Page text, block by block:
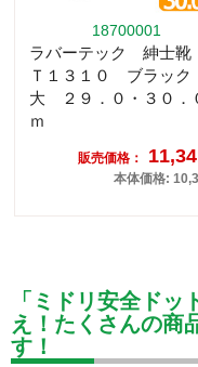
18700001
ラバーテック 紳士
Ｔ１３１０ ブラック
大 ２９．０・３０．
ｍ
販売価格：
本体価格:
「ミドリ安全ド
え！たくさんの商
す！